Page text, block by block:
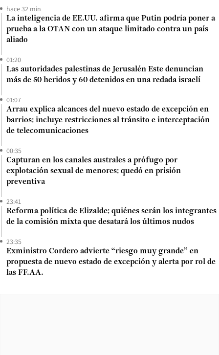
hace 32 min
La inteligencia de EE.UU. afirma que Putin podría poner a
prueba a la OTAN con un ataque limitado contra un país
aliado
01:20
Las autoridades palestinas de Jerusalén Este denuncian
más de 50 heridos y 60 detenidos en una redada israelí
01:07
Arrau explica alcances del nuevo estado de excepción en
barrios: incluye restricciones al tránsito e interceptación
de telecomunicaciones
00:35
Capturan en los canales australes a prófugo por
explotación sexual de menores: quedó en prisión
preventiva
23:41
Reforma política de Elizalde: quiénes serán los integrantes
de la comisión mixta que desatará los últimos nudos
23:35
Exministro Cordero advierte “riesgo muy grande” en
propuesta de nuevo estado de excepción y alerta por rol de
las FF.AA.